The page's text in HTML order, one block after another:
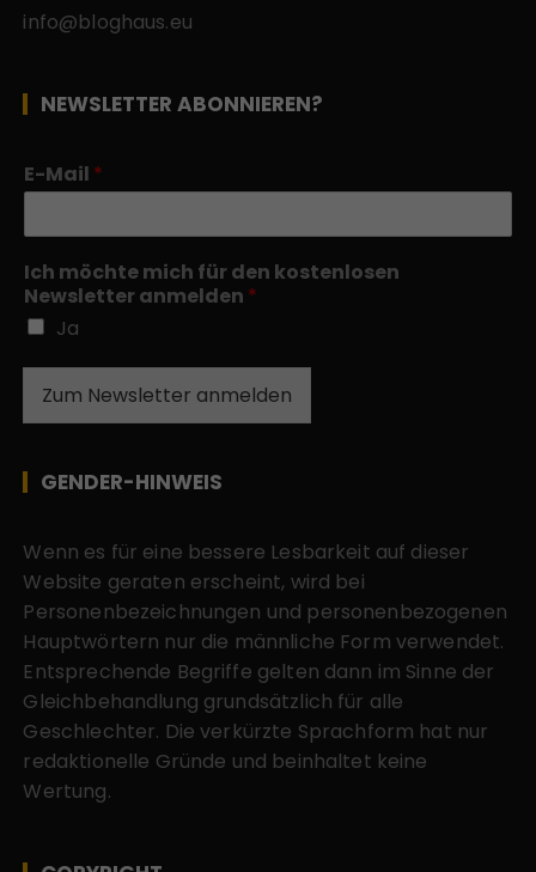
info@bloghaus.eu
NEWSLETTER ABONNIEREN?
E-Mail *
Ich möchte mich für den kostenlosen
Newsletter anmelden *
Ja
Zum Newsletter anmelden
GENDER-HINWEIS
Wenn es für eine bessere Lesbarkeit auf dieser
Website geraten erscheint, wird bei
Personenbezeichnungen und personenbezogenen
Hauptwörtern nur die männliche Form verwendet.
Entsprechende Begriffe gelten dann im Sinne der
Gleichbehandlung grundsätzlich für alle
Geschlechter. Die verkürzte Sprachform hat nur
redaktionelle Gründe und beinhaltet keine
Wertung.